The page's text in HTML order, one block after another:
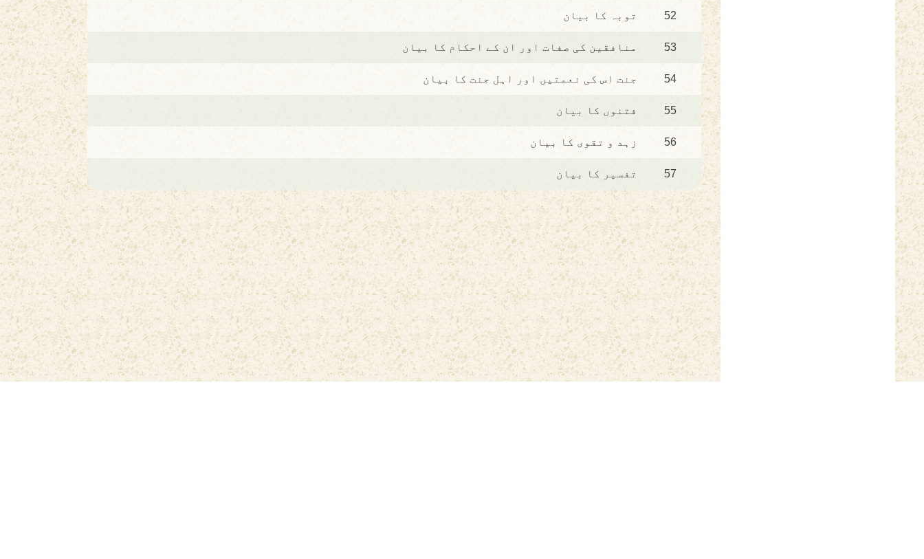
52 توبہ کا بیان
53 منافقین کی صفات اور ان کے احکام کا بیان
54 جنت اس کی نعمتیں اور اہل جنت کا بیان
55 فتنوں کا بیان
56 زہد و تقوی کا بیان
57 تفسیر کا بیان